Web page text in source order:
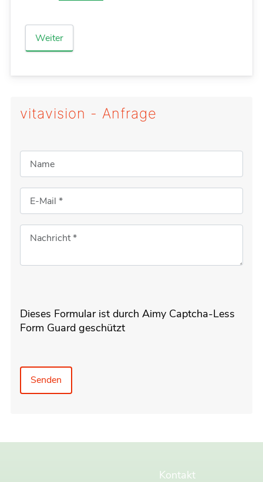
Weiter
vitavision - Anfrage
Dieses Formular ist durch Aimy Captcha-Less
Form Guard geschützt
Senden
Kontakt